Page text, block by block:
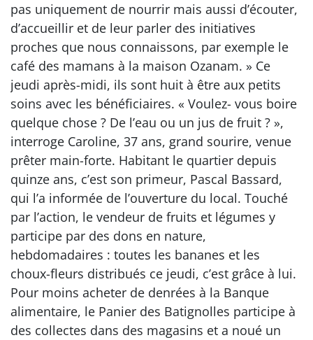
pas uniquement de nourrir mais aussi d’écouter,
d’accueillir et de leur parler des initiatives
proches que nous connaissons, par exemple le
café des mamans à la maison Ozanam. » Ce
jeudi après-midi, ils sont huit à être aux petits
soins avec les bénéficiaires. « Voulez- vous boire
quelque chose ? De l’eau ou un jus de fruit ? »,
interroge Caroline, 37 ans, grand sourire, venue
prêter main-forte. Habitant le quartier depuis
quinze ans, c’est son primeur, Pascal Bassard,
qui l’a informée de l’ouverture du local. Touché
par l’action, le vendeur de fruits et légumes y
participe par des dons en nature,
hebdomadaires : toutes les bananes et les
choux-fleurs distribués ce jeudi, c’est grâce à lui.
Pour moins acheter de denrées à la Banque
alimentaire, le Panier des Batignolles participe à
des collectes dans des magasins et a noué un